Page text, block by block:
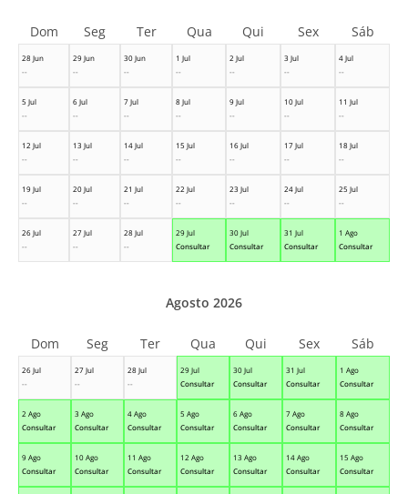
28 Jun
--
29 Jun
--
30 Jun
--
1 Jul
--
2 Jul
--
3 Jul
--
4 Jul
--
5 Jul
--
6 Jul
--
7 Jul
--
8 Jul
--
9 Jul
--
10 Jul
--
11 Jul
--
12 Jul
--
13 Jul
--
14 Jul
--
15 Jul
--
16 Jul
--
17 Jul
--
18 Jul
--
19 Jul
--
20 Jul
--
21 Jul
--
22 Jul
--
23 Jul
--
24 Jul
--
25 Jul
--
26 Jul
--
27 Jul
--
28 Jul
--
29 Jul
Consultar
30 Jul
Consultar
31 Jul
Consultar
1 Ago
Consultar
Dom Seg Ter Qua Qui Sex Sáb
26 Jul
--
27 Jul
--
28 Jul
--
29 Jul
Consultar
30 Jul
Consultar
31 Jul
Consultar
1 Ago
Consultar
2 Ago
Consultar
3 Ago
Consultar
4 Ago
Consultar
5 Ago
Consultar
6 Ago
Consultar
7 Ago
Consultar
8 Ago
Consultar
9 Ago
Consultar
10 Ago
Consultar
11 Ago
Consultar
12 Ago
Consultar
13 Ago
Consultar
14 Ago
Consultar
15 Ago
Consultar
Agosto 2026
Dom Seg Ter Qua Qui Sex Sáb